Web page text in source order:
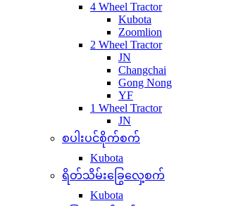
4 Wheel Tractor
Kubota
Zoomlion
2 Wheel Tractor
JN
Changchai
Gong Nong
YF
1 Wheel Tractor
JN
စပါးပင်စိုက်စက်
Kubota
ရိတ်သိမ်းခြွေလှေ့စက်
Kubota